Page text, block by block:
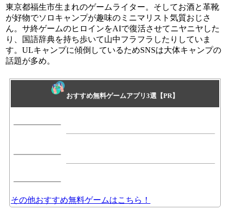
東京都福生市生まれのゲームライター。そしてお酒と革靴
が好物でソロキャンプが趣味のミニマリスト気質おじさ
ん。サ終ゲームのヒロインをAIで復活させてニヤニヤした
り、国語辞典を持ち歩いて山中フラフラしたりしていま
す。ULキャンプに傾倒しているためSNSは大体キャンプの
話題が多め。
おすすめ無料ゲームアプリ3選【PR】
その他おすすめ無料ゲームはこちら！